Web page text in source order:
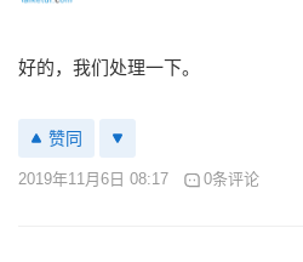
好的，我们处理一下。
赞同
2019年11月6日 08:17 0条评论